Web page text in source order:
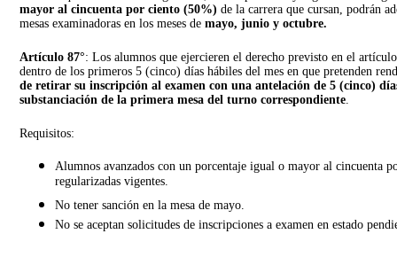
mayor al cincuenta por ciento (50%) de la carrera que cursan, podrán
mesas examinadoras en los meses demayo, junio y octubre.
Artículo 87°: Los alumnos que ejercieren el derecho previsto en el
dentro de los primeros 5 (cinco) días hábiles del mes en que pretenden
de retirar su inscripción al examen con una antelación de 5 (cinco)
substanciación de la primera mesa del turno correspondiente
Requisitos:
Alumnos avanzados con un porcentaje igual o mayor al cincuenta
regularizadas vigentes.
No tener sanción en la mesa de mayo.
No se aceptan solicitudes de inscripciones a examen en estado